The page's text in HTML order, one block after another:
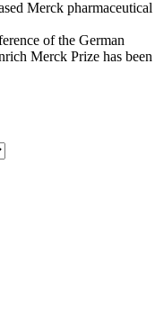
Merck pharmaceutical
of the German
Merck Prize has been